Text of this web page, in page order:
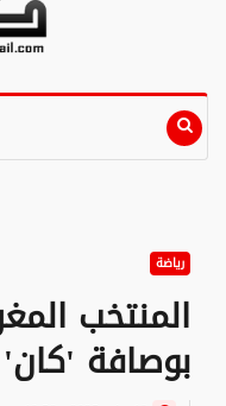
رياضة
المنتخب
بوصافة 'كان'